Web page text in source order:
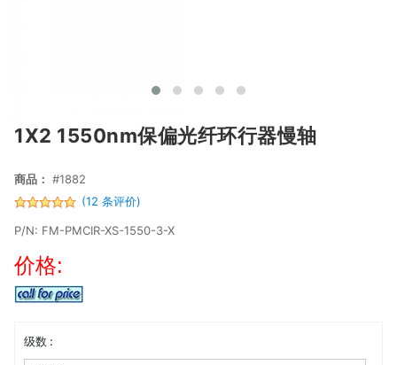
1X2 1550nm保偏光纤环行器慢轴
商品： #1882
(12 条评价)
P/N: FM-PMCIR-XS-1550-3-X
价格:
级数 :